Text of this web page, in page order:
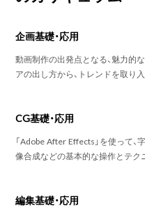
企画基礎・応用
動画制作の出発点となる、魅力的
アの出し方から、トレンドを取り
CG基礎・応用
「Adobe After Effects」を使って、
像合成などの基本的な操作とテク
編集基礎・応用